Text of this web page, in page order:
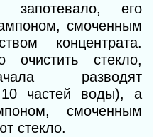
его
смоченным
концентрата.
очистить стекло,
разводят
частей воды), а
смоченным
стекло.